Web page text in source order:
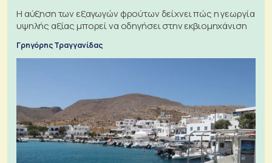
Η αύξηση των εξαγωγών φρούτων δείχνει πώς η γεωργία
υψηλής αξίας μπορεί να οδηγήσει στην εκβιομηχάνιση
Γρηγόρης Τραγγανίδας